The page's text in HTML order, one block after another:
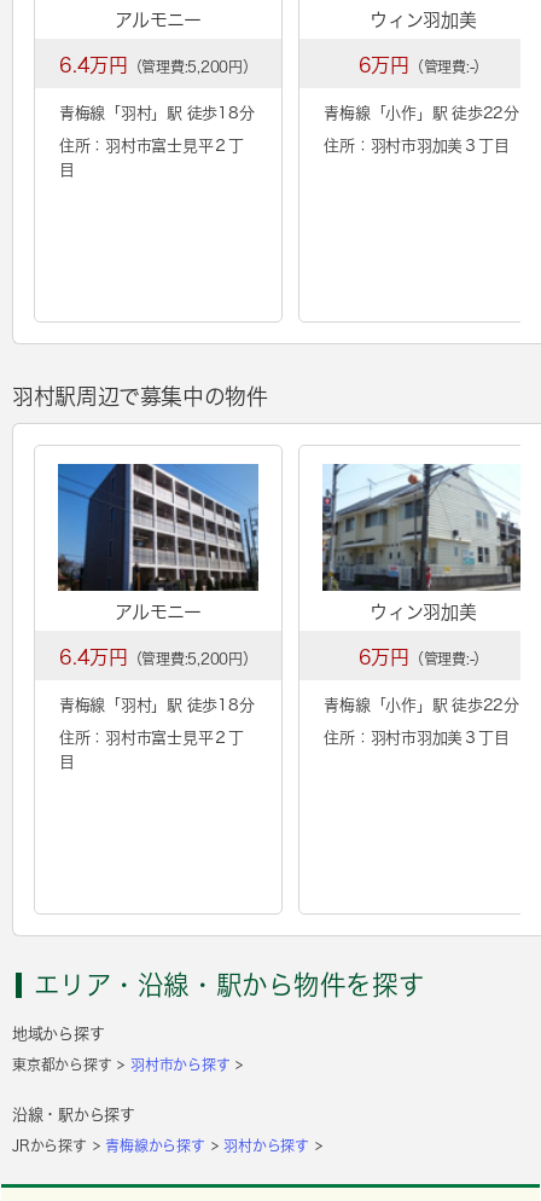
アルモニー
6.4万円 （管理費:5,200円）
青梅線「 羽村」駅 徒歩18分
住所：羽村市富士見平２丁
目
ウィン羽加美
6万円 （管理費:-）
青梅線「小作」駅 徒歩22分
住所：羽村市羽加美３丁目
羽村駅周辺で募集中の物件
アルモニー
6.4万円 （管理費:5,200円）
青梅線「 羽村」駅 徒歩18分
住所：羽村市富士見平２丁
目
ウィン羽加美
6万円 （管理費:-）
青梅線「小作」駅 徒歩22分
住所：羽村市羽加美３丁目
エリア・沿線・駅から物件を探す
地域から探す
東京都から探す 羽村市から探す
沿線・駅から探す
JRから探す 青梅線から探す 羽村から探す